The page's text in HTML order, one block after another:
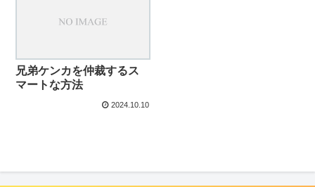
兄弟ケンカを仲裁するス
マートな方法
2024.10.10